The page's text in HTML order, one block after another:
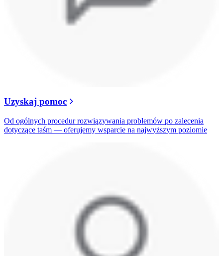
Uzyskaj pomoc
Od ogólnych procedur rozwiązywania problemów po zalecenia
dotyczące taśm — oferujemy wsparcie na najwyższym poziomie